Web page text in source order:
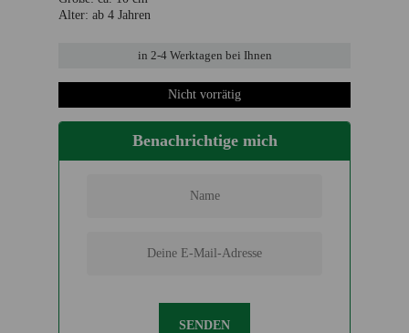
Alter: ab 4 Jahren
in 2-4 Werktagen bei Ihnen
Nicht vorrätig
Benachrichtige mich
SENDEN